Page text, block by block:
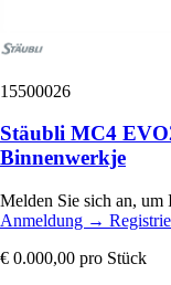
15500026
Stäubli MC4
Binnenwerkje
Melden Sie sich an, um
Anmeldung →
€ 0.000,00 pro Stück